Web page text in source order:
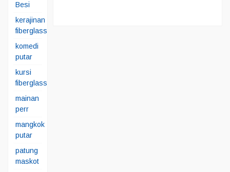
Besi
kerajinan
fiberglass
komedi
putar
kursi
fiberglass
mainan
perr
mangkok
putar
patung
maskot